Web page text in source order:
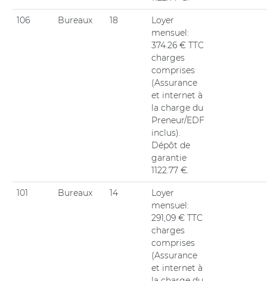
106 Bureaux 18
Loyer
mensuel:
374.26 € TTC
charges
comprises
(Assurance
et internet à
la charge du
Preneur/EDF
inclus).
Dépôt de
garantie
1122.77 €.
101 Bureaux 14
Loyer
mensuel:
291,09 € TTC
charges
comprises
(Assurance
et internet à